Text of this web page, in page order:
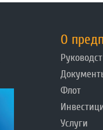
О
Флот
Услуги